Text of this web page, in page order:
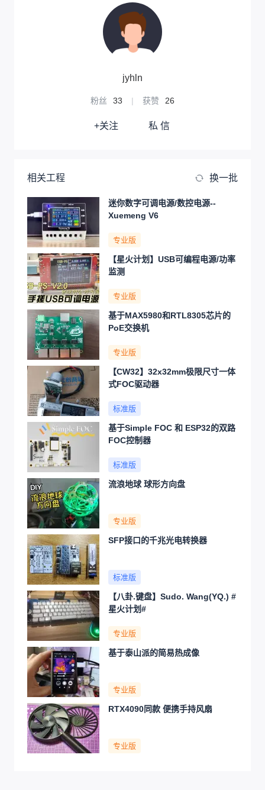
jyhln
粉丝 33 | 获赞 26
+关注 私 信
相关工程 换一批
迷你数字可调电源/数控电源--
Xuemeng V6
专业版
【星火计划】USB可编程电源/功率
监测
专业版
基于MAX5980和RTL8305芯片的
PoE交换机
专业版
【CW32】32x32mm极限尺寸一体
式FOC驱动器
标准版
基于Simple FOC 和 ESP32的双路
FOC控制器
标准版
流浪地球 球形方向盘
专业版
SFP接口的千兆光电转换器
标准版
【八卦.键盘】Sudo. Wang(YQ.) #
星火计划#
专业版
基于泰山派的简易热成像
专业版
RTX4090同款 便携手持风扇
专业版